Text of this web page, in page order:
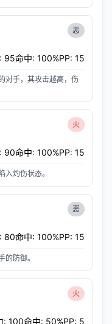
恶
95命中: 100%PP: 15
对手，其攻击越高，伤
火
90命中: 100%PP: 15
灼伤状态。
恶
80命中: 100%PP: 15
防御。
火
: 100命中: 50%PP: 5